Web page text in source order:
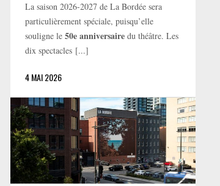
La saison 2026-2027 de La Bordée sera
particulièrement spéciale, puisqu’elle
souligne le50e anniversaire du théâtre. Les
dix spectacles [...]
4 MAI 2026